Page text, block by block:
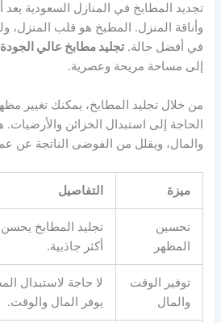
تجديد المطابخ في المنازل السعودية يعد
وأناقة المنزل. المطبخ هو قلب المنزل،
في أفضل حالة.تجليد مطابخ عالي الجودة
إلى مساحة مريحة وعصرية.
من خلال تجليد المطابخ، يمكنك تغيير
الحاجة إلى استبدال الخزائن
والمال، ويقلل من الفوضى الناتجة عن
ميزة التفاصيل
تحسين
المظهر
تجليد المطابخ
أكثر جاذبية.
توفير الوقت
والمال
لا حاجة لاستبدال
يوفر المال والوقت.